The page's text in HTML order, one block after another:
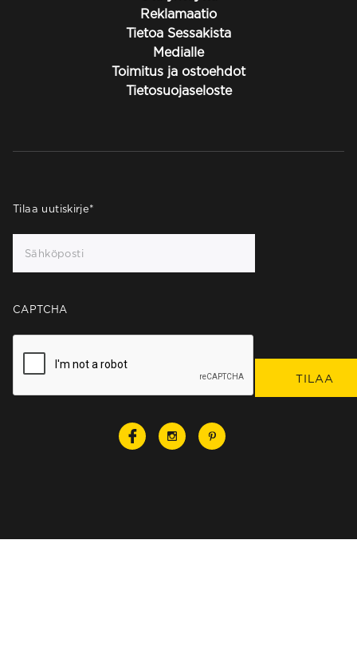
Reklamaatio
Tietoa Sessakista
Medialle
Toimitus ja ostoehdot
Tietosuojaseloste
Tilaa uutiskirje*
CAPTCHA